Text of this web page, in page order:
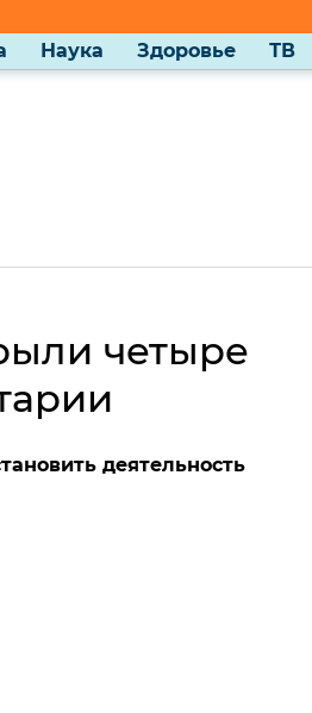
Наука Здоровье ТВ
четыре
деятельность